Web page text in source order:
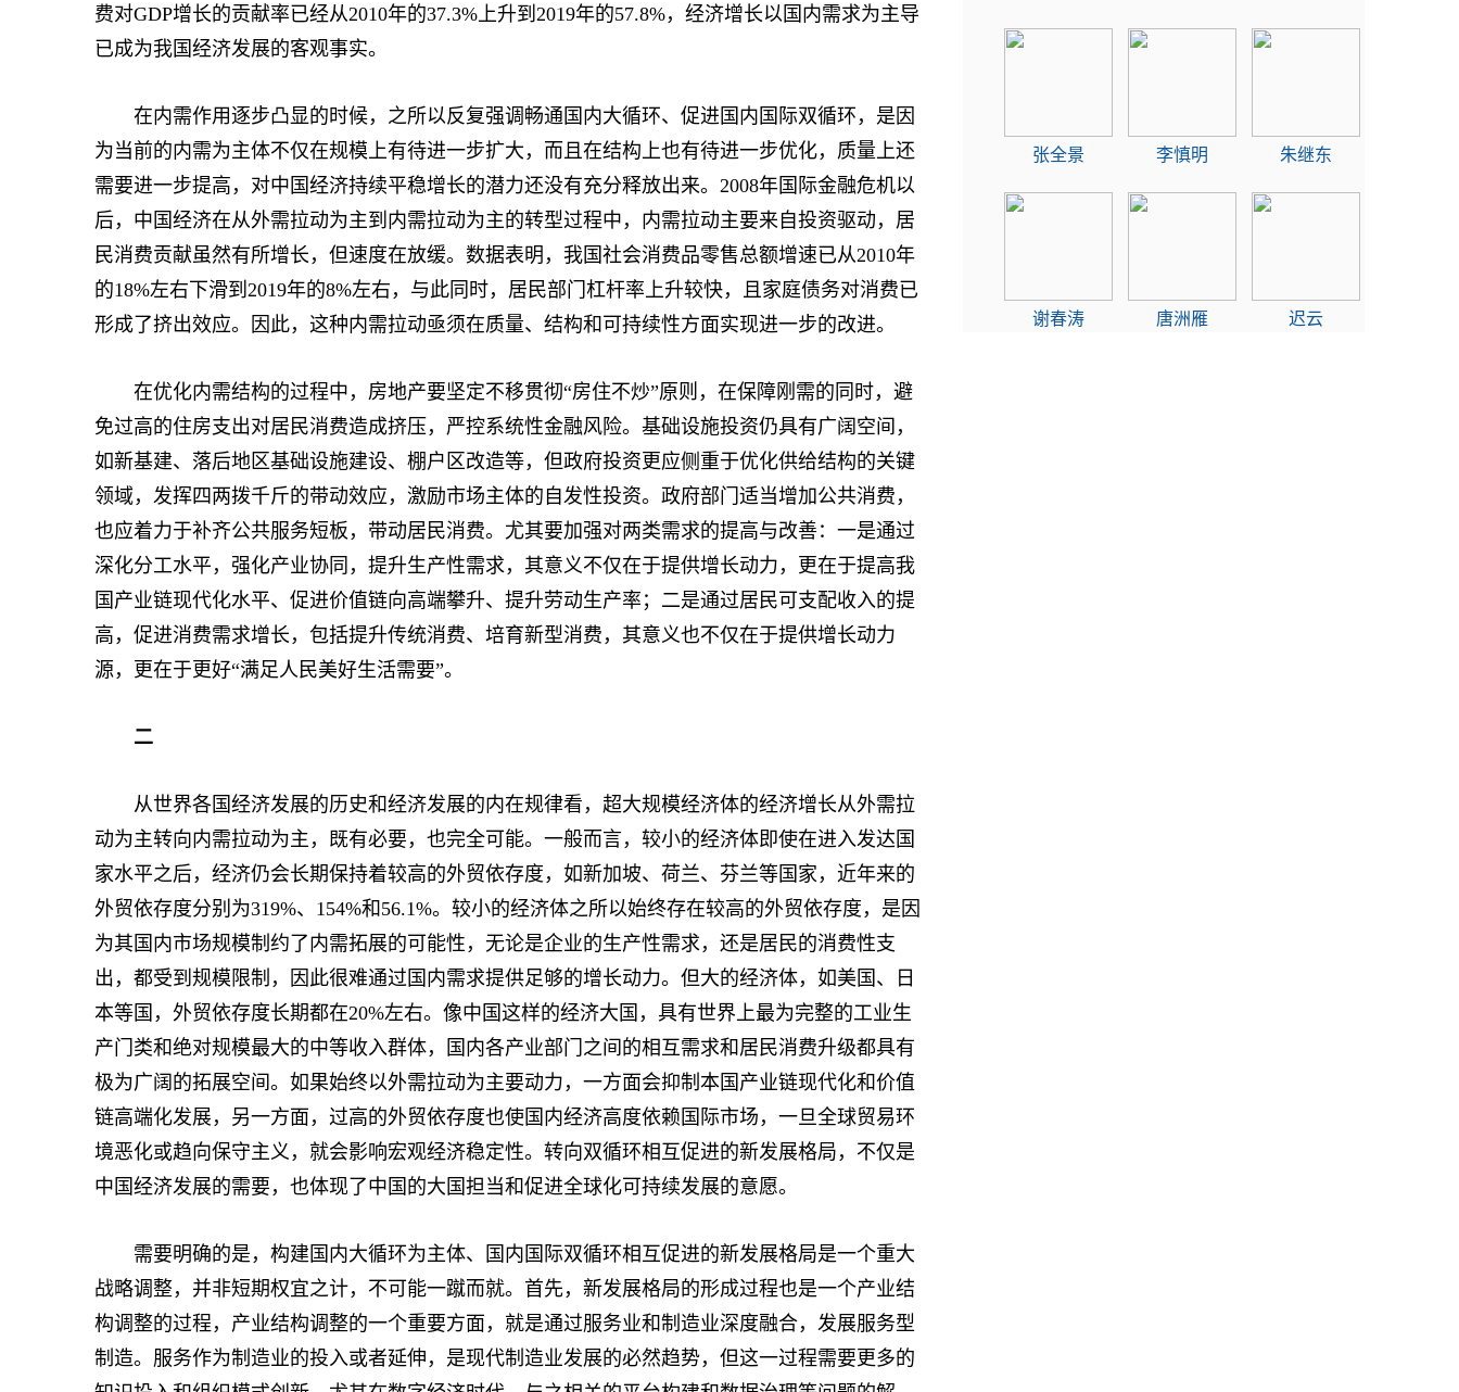
费对GDP增长的贡献率已经从2010年的37.3%上升到2019年的57.8%，经济增长以国内需求为主导
已成为我国经济发展的客观事实。
在内需作用逐步凸显的时候，之所以反复强调畅通国内大循环、促进国内国际双循环，是因
为当前的内需为主体不仅在规模上有待进一步扩大，而且在结构上也有待进一步优化，质量上还
需要进一步提高，对中国经济持续平稳增长的潜力还没有充分释放出来。2008年国际金融危机以
后，中国经济在从外需拉动为主到内需拉动为主的转型过程中，内需拉动主要来自投资驱动，居
民消费贡献虽然有所增长，但速度在放缓。数据表明，我国社会消费品零售总额增速已从2010年
的18%左右下滑到2019年的8%左右，与此同时，居民部门杠杆率上升较快，且家庭债务对消费已
形成了挤出效应。因此，这种内需拉动亟须在质量、结构和可持续性方面实现进一步的改进。
在优化内需结构的过程中，房地产要坚定不移贯彻“房住不炒”原则，在保障刚需的同时，避
免过高的住房支出对居民消费造成挤压，严控系统性金融风险。基础设施投资仍具有广阔空间，
如新基建、落后地区基础设施建设、棚户区改造等，但政府投资更应侧重于优化供给结构的关键
领域，发挥四两拨千斤的带动效应，激励市场主体的自发性投资。政府部门适当增加公共消费，
也应着力于补齐公共服务短板，带动居民消费。尤其要加强对两类需求的提高与改善：一是通过
深化分工水平，强化产业协同，提升生产性需求，其意义不仅在于提供增长动力，更在于提高我
国产业链现代化水平、促进价值链向高端攀升、提升劳动生产率；二是通过居民可支配收入的提
高，促进消费需求增长，包括提升传统消费、培育新型消费，其意义也不仅在于提供增长动力
源，更在于更好“满足人民美好生活需要”。
二
从世界各国经济发展的历史和经济发展的内在规律看，超大规模经济体的经济增长从外需拉
动为主转向内需拉动为主，既有必要，也完全可能。一般而言，较小的经济体即使在进入发达国
家水平之后，经济仍会长期保持着较高的外贸依存度，如新加坡、荷兰、芬兰等国家，近年来的
外贸依存度分别为319%、154%和56.1%。较小的经济体之所以始终存在较高的外贸依存度，是因
为其国内市场规模制约了内需拓展的可能性，无论是企业的生产性需求，还是居民的消费性支
出，都受到规模限制，因此很难通过国内需求提供足够的增长动力。但大的经济体，如美国、日
本等国，外贸依存度长期都在20%左右。像中国这样的经济大国，具有世界上最为完整的工业生
产门类和绝对规模最大的中等收入群体，国内各产业部门之间的相互需求和居民消费升级都具有
极为广阔的拓展空间。如果始终以外需拉动为主要动力，一方面会抑制本国产业链现代化和价值
链高端化发展，另一方面，过高的外贸依存度也使国内经济高度依赖国际市场，一旦全球贸易环
境恶化或趋向保守主义，就会影响宏观经济稳定性。转向双循环相互促进的新发展格局，不仅是
中国经济发展的需要，也体现了中国的大国担当和促进全球化可持续发展的意愿。
需要明确的是，构建国内大循环为主体、国内国际双循环相互促进的新发展格局是一个重大
战略调整，并非短期权宜之计，不可能一蹴而就。首先，新发展格局的形成过程也是一个产业结
构调整的过程，产业结构调整的一个重要方面，就是通过服务业和制造业深度融合，发展服务型
制造。服务作为制造业的投入或者延伸，是现代制造业发展的必然趋势，但这一过程需要更多的
张全景 李慎明 朱继东
谢春涛 唐洲雁 迟云